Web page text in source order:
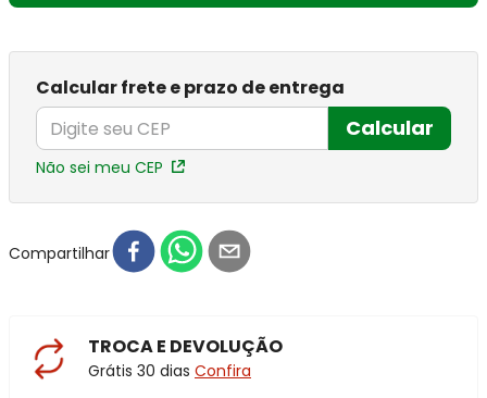
Calcular frete e prazo de entrega
Calcular
Não sei meu CEP
Compartilhar
TROCA E DEVOLUÇÃO
Grátis 30 dias Confira